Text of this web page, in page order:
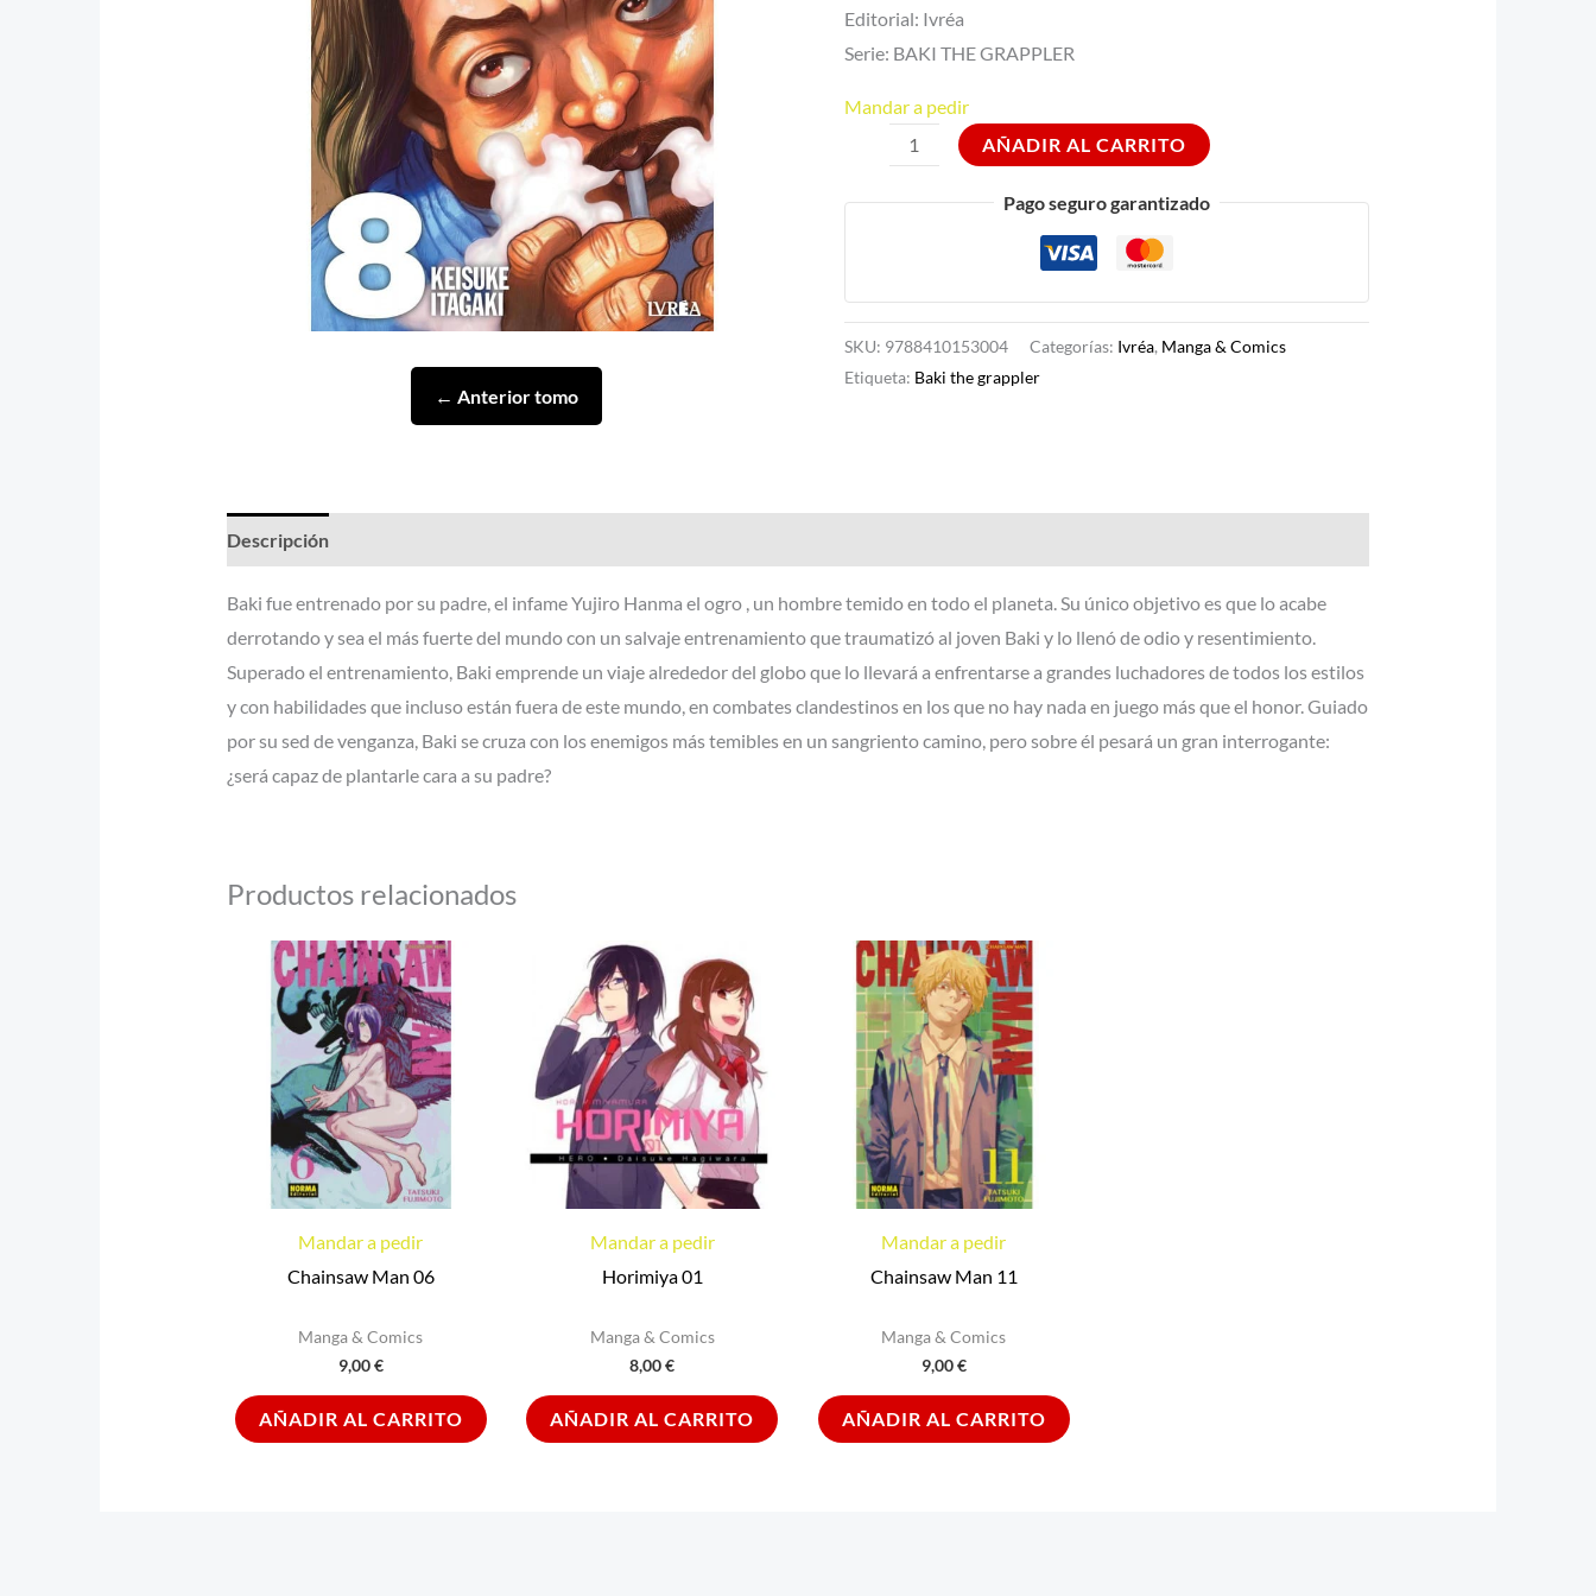
← Anterior tomo
Editorial: Ivréa
Serie: BAKI THE GRAPPLER
Mandar a pedir
AÑADIR AL CARRITO
Pago seguro garantizado
SKU: 9788410153004 Categorías: Ivréa, Manga & Comics
Etiqueta: Baki the grappler
Descripción
Baki fue entrenado por su padre, el infame Yujiro Hanma el ogro , un hombre temido en todo el planeta. Su único objetivo es que lo acabe
derrotando y sea el más fuerte del mundo con un salvaje entrenamiento que traumatizó al joven Baki y lo llenó de odio y resentimiento.
Superado el entrenamiento, Baki emprende un viaje alrededor del globo que lo llevará a enfrentarse a grandes luchadores de todos los estilos
y con habilidades que incluso están fuera de este mundo, en combates clandestinos en los que no hay nada en juego más que el honor. Guiado
por su sed de venganza, Baki se cruza con los enemigos más temibles en un sangriento camino, pero sobre él pesará un gran interrogante:
¿será capaz de plantarle cara a su padre?
Productos relacionados
Mandar a pedir
Chainsaw Man 06
Manga & Comics
9,00€
AÑADIR AL CARRITO
Mandar a pedir
Horimiya 01
Manga & Comics
8,00€
AÑADIR AL CARRITO
Mandar a pedir
Chainsaw Man 11
Manga & Comics
9,00€
AÑADIR AL CARRITO